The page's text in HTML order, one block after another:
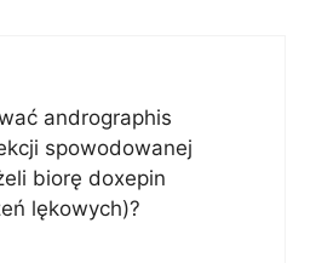
andrographis
spowodowanej
biorę doxepin
lękowych)?